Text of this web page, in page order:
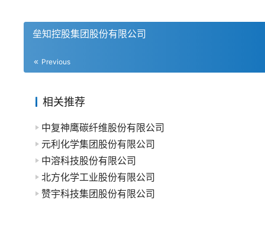
垒知控股集团股份有限公司
Previous
相关推荐
中复神鹰碳纤维股份有限公司
元利化学集团股份有限公司
中溶科技股份有限公司
北方化学工业股份有限公司
赞宇科技集团股份有限公司